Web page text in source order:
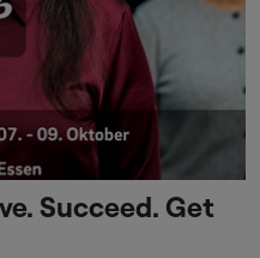
Succeed. Get